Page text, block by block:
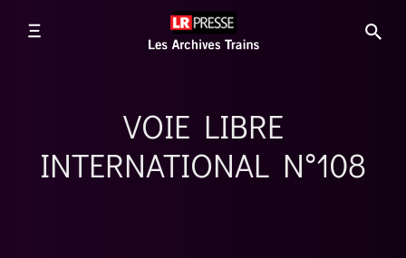
VOIE LIBRE
INTERNATIONAL N°108